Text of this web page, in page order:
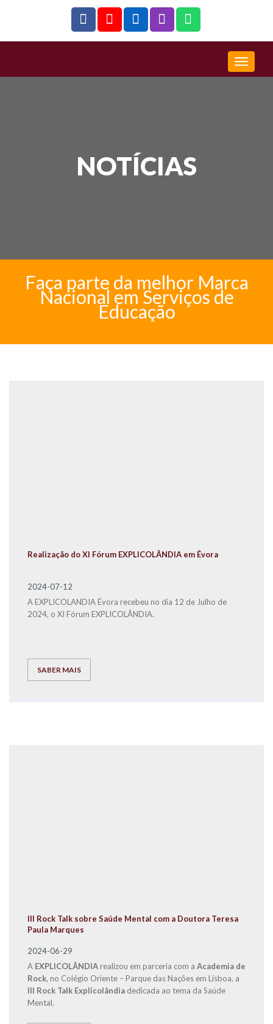
NOTÍCIAS
Faça parte da melhor Marca
Nacional em Serviços de
Educação
Realização do XI Fórum EXPLICOLÂNDIA em Évora
2024-07-12
A EXPLICOLANDIA Évora recebeu no dia 12 de Julho de
2024, o XI Fórum EXPLICOLÂNDIA.
SABER MAIS
III Rock Talk sobre Saúde Mental com a Doutora Teresa
Paula Marques
2024-06-29
A EXPLICOLÂNDIArealizou em parceria com a Academia de
Rock, no Colégio Oriente – Parque das Nações em Lisboa, a
III Rock Talk Explicolândia dedicada ao tema da Saúde
Mental.